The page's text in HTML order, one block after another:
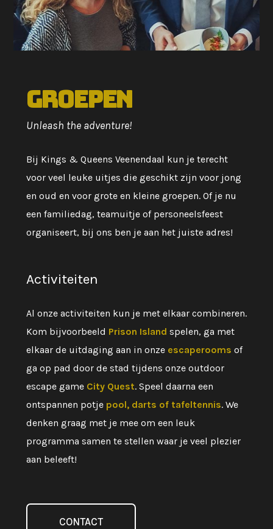
Groepen
Unleash the adventure!
Bij Kings & Queens Veenendaal kun je terecht
voor veel leuke uitjes die geschikt zijn voor jong
en oud en voor grote en kleine groepen. Of je nu
een familiedag, teamuitje of personeelsfeest
organiseert, bij ons ben je aan het juiste adres!
Activiteiten
Al onze activiteiten kun je met elkaar combineren.
Kom bijvoorbeeld Prison Island spelen, ga met
elkaar de uitdaging aan in onze escaperooms of
ga op pad door de stad tijdens onze outdoor
escape game City Quest. Speel daarna een
ontspannen potje pool, darts of tafeltennis. We
denken graag met je mee om een leuk
programma samen te stellen waar je veel plezier
aan beleeft!
CONTACT